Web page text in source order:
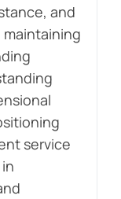
and
service